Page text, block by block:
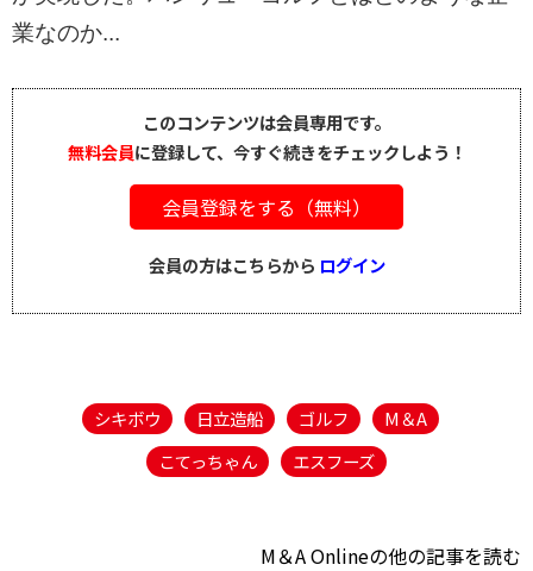
業なのか...
このコンテンツは会員専用です。
無料会員に登録して、今すぐ続きをチェックしよう！
会員登録をする（無料）
会員の方はこちらから ログイン
シキボウ 日立造船 ゴルフ
M＆A
こてっちゃん
エスフーズ
M＆A Onlineの他の記事を読む